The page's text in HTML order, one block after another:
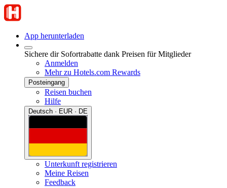
App herunterladen
Sichere dir Sofortrabatte dank Preisen für Mitglieder
Anmelden
Mehr zu Hotels.com Rewards
Posteingang
Reisen buchen
Hilfe
Deutsch · EUR · DE
Unterkunft registrieren
Meine Reisen
Feedback